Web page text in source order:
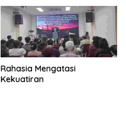
Rahasia Mengatasi
Kekuatiran